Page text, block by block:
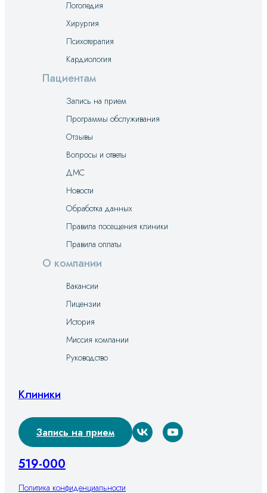
Логопедия
Хирургия
Психотерапия
Кардиология
Пациентам
Запись на прием
Программы обслуживания
Отзывы
Вопросы и ответы
ДМС
Новости
Обработка данных
Правила посещения клиники
Правила оплаты
О компании
Вакансии
Лицензии
История
Миссия компании
Руководство
Клиники
Запись на прием
519-000
Политика конфиденциальности